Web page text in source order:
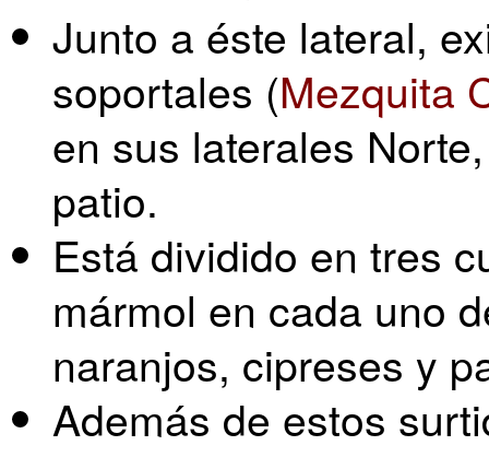
Junto a éste lateral,
soportales (Mezquita
en sus laterales
patio.
Está dividido en tres
mármol en cada uno
naranjos, cipreses y
Además de estos